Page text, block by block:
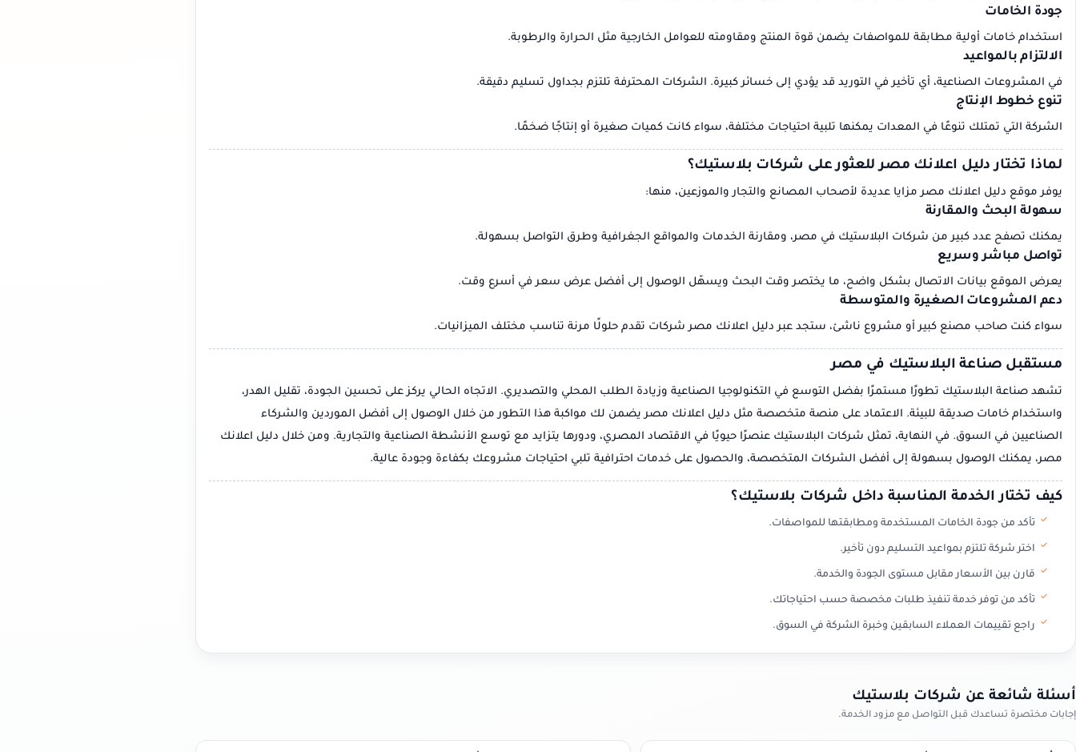
جودة الخامات
استخدام خامات أولية مطابقة للمواصفات يضمن قوة المنتج ومقاومته للعوامل الخارجية مثل الحرارة والرطوبة.
الالتزام بالمواعيد
في المشروعات الصناعية، أي تأخير في التوريد قد يؤدي إلى خسائر كبيرة. الشركات المحترفة تلتزم بجداول تسليم دقيقة.
تنوع خطوط الإنتاج
الشركة التي تمتلك تنوعًا في المعدات يمكنها تلبية احتياجات مختلفة، سواء كانت كميات صغيرة أو إنتاجًا ضخمًا.
لماذا تختار دليل اعلانك مصر للعثور على شركات بلاستيك؟
يوفر موقع دليل اعلانك مصر مزايا عديدة لأصحاب المصانع والتجار والموزعين، منها:
سهولة البحث والمقارنة
يمكنك تصفح عدد كبير من شركات البلاستيك في مصر، ومقارنة الخدمات والمواقع الجغرافية وطرق التواصل بسهولة.
تواصل مباشر وسريع
يعرض الموقع بيانات الاتصال بشكل واضح، ما يختصر وقت البحث ويسهّل الوصول إلى أفضل عرض سعر في أسرع وقت.
دعم المشروعات الصغيرة والمتوسطة
سواء كنت صاحب مصنع كبير أو مشروع ناشئ، ستجد عبر دليل اعلانك مصر شركات تقدم حلولًا مرنة تناسب مختلف الميزانيات.
مستقبل صناعة البلاستيك في مصر
تشهد صناعة البلاستيك تطورًا مستمرًا بفضل التوسع في التكنولوجيا الصناعية وزيادة الطلب المحلي والتصديري. الاتجاه الحالي يركز على تحسين الجودة، تقليل الهدر،
واستخدام خامات صديقة للبيئة. الاعتماد على منصة متخصصة مثل دليل اعلانك مصر يضمن لك مواكبة هذا التطور من خلال الوصول إلى أفضل الموردين والشركاء
الصناعيين في السوق. في النهاية، تمثل شركات البلاستيك عنصرًا حيويًا في الاقتصاد المصري، ودورها يتزايد مع توسع الأنشطة الصناعية والتجارية. ومن خلال دليل اعلانك
مصر، يمكنك الوصول بسهولة إلى أفضل الشركات المتخصصة، والحصول على خدمات احترافية تلبي احتياجات مشروعك بكفاءة وجودة عالية.
كيف تختار الخدمة المناسبة داخل شركات بلاستيك؟
تأكد من جودة الخامات المستخدمة ومطابقتها للمواصفات.
اختر شركة تلتزم بمواعيد التسليم دون تأخير.
قارن بين الأسعار مقابل مستوى الجودة والخدمة.
تأكد من توفر خدمة تنفيذ طلبات مخصصة حسب احتياجاتك.
راجع تقييمات العملاء السابقين وخبرة الشركة في السوق.
أسئلة شائعة عن شركات بلاستيك
إجابات مختصرة تساعدك قبل التواصل مع مزود الخدمة.